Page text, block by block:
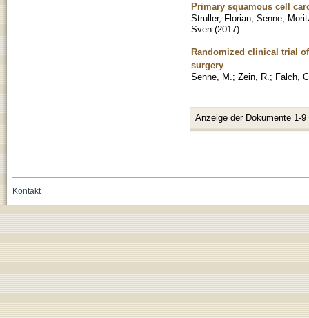
Primary squamous cell
Struller, Florian; Senne,
Sven (2017)
Randomized clinical trial
surgery
Senne, M. ; Zein, R. ; Falch,
Anzeige der Dokumente 1-9
Kontakt